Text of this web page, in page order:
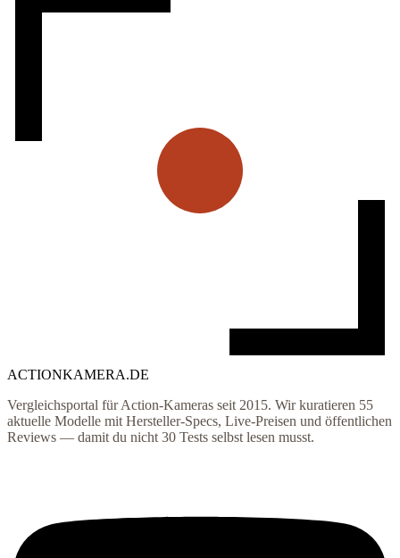
ACTIONKAMERA.DE
Vergleichsportal für Action-Kameras seit 2015. Wir kuratieren 55
aktuelle Modelle mit Hersteller-Specs, Live-Preisen und öffentlichen
Reviews — damit du nicht 30 Tests selbst lesen musst.